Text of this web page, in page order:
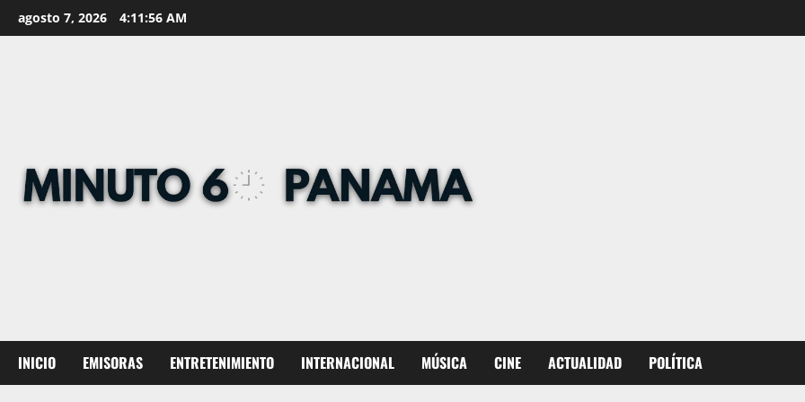
to
agosto 7, 2026 4:11:57 AM
INICIO EMISORAS ENTRETENIMIENTO INTERNACIONAL MÚSICA CINE ACTUALIDAD POLÍTICA